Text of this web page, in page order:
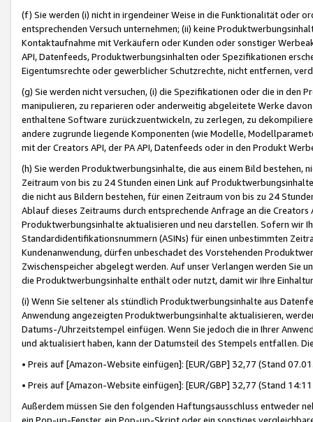
(f) Sie werden (i) nicht in irgendeiner Weise in die Funktionalität oder
entsprechenden Versuch unternehmen; (ii) keine
Kontaktaufnahme mit Verkäufern oder Kunden oder sonstiger
API, Datenfeeds, Produktwerbungsinhalten oder Spezifikationen
Eigentumsrechte oder gewerblicher Schutzrechte, nicht entfernen,
(g) Sie werden nicht versuchen, (i) die Spezifikationen oder die in
manipulieren, zu reparieren oder anderweitig abgeleitete Werke
enthaltene Software zurückzuentwickeln, zu zerlegen, zu
andere zugrunde liegende Komponenten (wie Modelle,
mit der Creators API, der PA API, Datenfeeds oder in den Produkt
(h) Sie werden Produktwerbungsinhalte, die aus einem Bild bestehen,
Zeitraum von bis zu 24 Stunden einen Link auf
die nicht aus Bildern bestehen, für einen Zeitraum von bis zu 24
Ablauf dieses Zeitraums durch entsprechende Anfrage an die
Produktwerbungsinhalte aktualisieren und neu darstellen. Sofern wir
Standardidentifikationsnummern (ASINs) für einen unbestimmten
Kundenanwendung, dürfen unbeschadet des Vorstehenden
Zwischenspeicher abgelegt werden. Auf unser Verlangen werden Sie
die Produktwerbungsinhalte enthält oder nutzt, damit wir Ihre
(i) Wenn Sie seltener als stündlich Produktwerbungsinhalte aus
Anwendung angezeigten Produktwerbungsinhalte aktualisieren,
Datums-/Uhrzeitstempel einfügen. Wenn Sie jedoch die in Ihrer
und aktualisiert haben, kann der Datumsteil des Stempels entfallen.
• Preis auf [Amazon-Website einfügen]: [EUR/GBP] 32,77 (Stand
• Preis auf [Amazon-Website einfügen]: [EUR/GBP] 32,77 (Stand
Außerdem müssen Sie den folgenden Haftungsausschluss entweder
ein Pop-up-Fenster, ein Pop-up-Skript oder ein sonstiges